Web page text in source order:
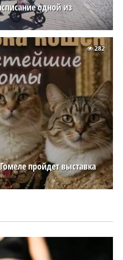
одной из
пройдет выставка
282